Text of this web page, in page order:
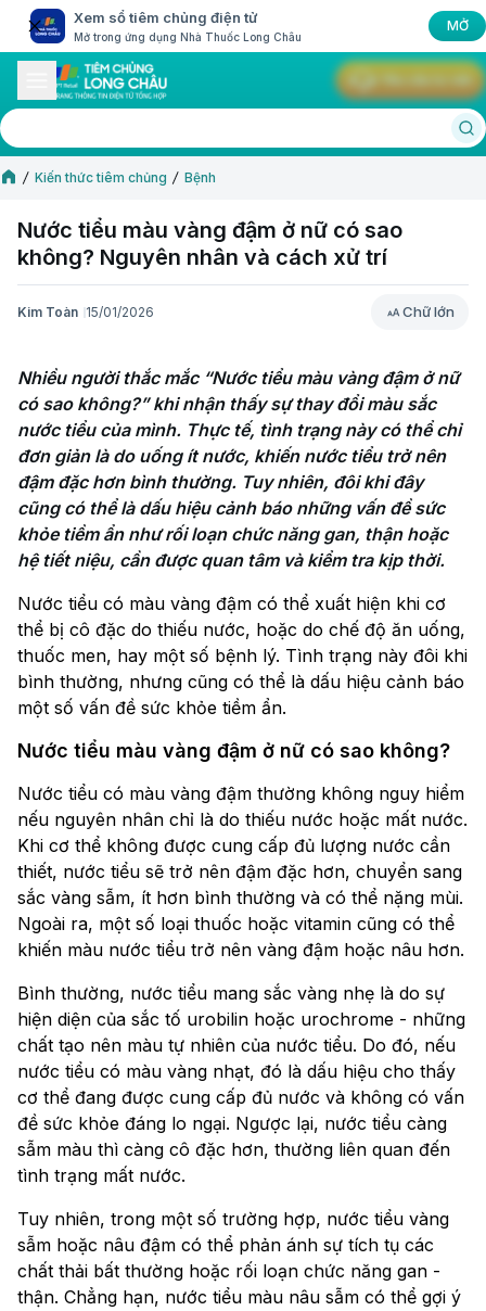
Xem sổ tiêm chủng điện tử
Mở trong ứng dụng Nhà Thuốc Long Châu
MỞ
Kiến thức tiêm chủng Bệnh
Nước tiểu màu vàng đậm ở nữ có sao
không? Nguyên nhân và cách xử trí
Kim Toàn 15/01/2026 Chữ lớn
Chữ lớn
Nhiều người thắc mắc “Nước tiểu màu vàng đậm ở nữ
có sao không?” khi nhận thấy sự thay đổi màu sắc
nước tiểu của mình. Thực tế, tình trạng này có thể chỉ
đơn giản là do uống ít nước, khiến nước tiểu trở nên
đậm đặc hơn bình thường. Tuy nhiên, đôi khi đây
cũng có thể là dấu hiệu cảnh báo những vấn đề sức
khỏe tiềm ẩn như rối loạn chức năng gan, thận hoặc
hệ tiết niệu, cần được quan tâm và kiểm tra kịp thời.
Nước tiểu có màu vàng đậm có thể xuất hiện khi cơ
thể bị cô đặc do thiếu nước, hoặc do chế độ ăn uống,
thuốc men, hay một số bệnh lý. Tình trạng này đôi khi
bình thường, nhưng cũng có thể là dấu hiệu cảnh báo
một số vấn đề sức khỏe tiềm ẩn.
Nước tiểu màu vàng đậm ở nữ có sao không?
Nước tiểu có màu vàng đậm thường không nguy hiểm
nếu nguyên nhân chỉ là do thiếu nước hoặc mất nước.
Khi cơ thể không được cung cấp đủ lượng nước cần
thiết, nước tiểu sẽ trở nên đậm đặc hơn, chuyển sang
sắc vàng sẫm, ít hơn bình thường và có thể nặng mùi.
Ngoài ra, một số loại thuốc hoặc vitamin cũng có thể
khiến màu nước tiểu trở nên vàng đậm hoặc nâu hơn.
Bình thường, nước tiểu mang sắc vàng nhẹ là do sự
hiện diện của sắc tố urobilin hoặc urochrome - những
chất tạo nên màu tự nhiên của nước tiểu. Do đó, nếu
nước tiểu có màu vàng nhạt, đó là dấu hiệu cho thấy
cơ thể đang được cung cấp đủ nước và không có vấn
đề sức khỏe đáng lo ngại. Ngược lại, nước tiểu càng
sẫm màu thì càng cô đặc hơn, thường liên quan đến
tình trạng mất nước.
Tuy nhiên, trong một số trường hợp, nước tiểu vàng
sẫm hoặc nâu đậm có thể phản ánh sự tích tụ các
chất thải bất thường hoặc rối loạn chức năng gan -
thận. Chẳng hạn, nước tiểu màu nâu sẫm có thể gợi ý